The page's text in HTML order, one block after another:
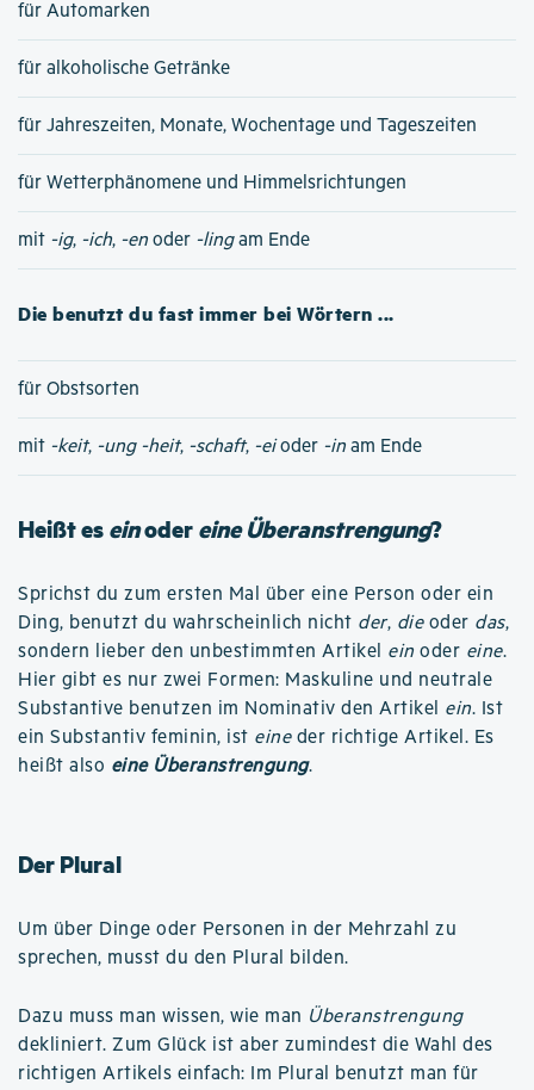
für Automarken
für alkoholische Getränke
für Jahreszeiten, Monate, Wochentage und Tageszeiten
für Wetterphänomene und Himmelsrichtungen
mit -ig, -ich, -en oder -lingam Ende
Die benutzt du fast immer bei Wörtern ...
für Obstsorten
mit -keit, -ung -heit, -schaft, -eioder -in am Ende
Heißt eseinodereine Überanstrengung?
Sprichst du zum ersten Mal über eine Person oder ein
Ding, benutzt du wahrscheinlich nicht der, dieoder das,
sondern lieber den unbestimmten Artikel ein oder eine.
Hier gibt es nur zwei Formen: Maskuline und neutrale
Substantive benutzen im Nominativ den Artikel ein. Ist
ein Substantiv feminin, ist eineder richtige Artikel. Es
heißt also eine Überanstrengung.
Der Plural
Um über Dinge oder Personen in der Mehrzahl zu
sprechen, musst du den Plural bilden.
Dazu muss man wissen, wie man Überanstrengung
dekliniert. Zum Glück ist aber zumindest die Wahl des
richtigen Artikels einfach: Im Plural benutzt man für